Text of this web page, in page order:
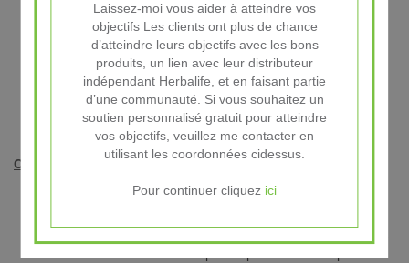
À QUI S’ADRESSE HYDRATE ?
• À toute personne ayant besoin d’une hydratation faible en
• Aux athlètes pendant un entraînement intense
• À toute personne s’entraînant avant ou après le travail
• Aux ouvriers pendant la journée
Conseils d’utilisation
Mélangez le contenu d’un sachet à 500 ml d’eau, mélangez
énergiquement. Consommez une portion par jour, au besoin.
est méticuleusement contrôlé par un prestataire indépendant
Laissez-moi vous aider à atteindre vos
objectifs Les clients ont plus de chance
d’atteindre leurs objectifs avec les bons
produits, un lien avec leur distributeur
indépendant Herbalife, et en faisant partie
d’une communauté. Si vous souhaitez un
soutien personnalisé gratuit pour atteindre
vos objectifs, veuillez me contacter en
utilisant les coordonnées cidessus.
Pour continuer cliquez ici